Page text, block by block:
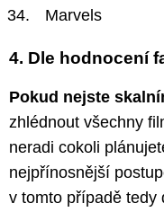
Marvels
4. Dle hodnocení
Pokud nejste
zhlédnout všechny
neradi cokoli
nejpřínosnější
v tomto případě tedy